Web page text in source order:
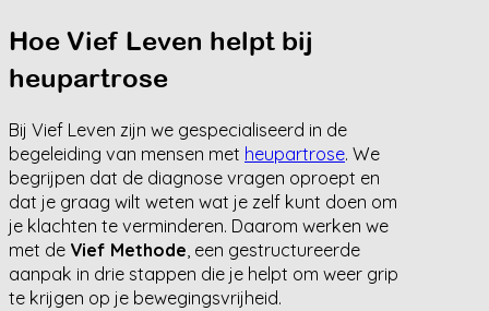
Hoe Vief Leven helpt bij
heupartrose
Bij Vief Leven zijn we gespecialiseerd in de
begeleiding van mensen met heupartrose. We
begrijpen dat de diagnose vragen oproept en
dat je graag wilt weten wat je zelf kunt doen om
je klachten te verminderen. Daarom werken we
met de Vief Methode, een gestructureerde
aanpak in drie stappen die je helpt om weer grip
te krijgen op je bewegingsvrijheid.